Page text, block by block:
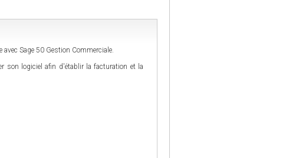
Sage 50 Gestion Commerciale.
son logiciel afin d'établir la facturation et la